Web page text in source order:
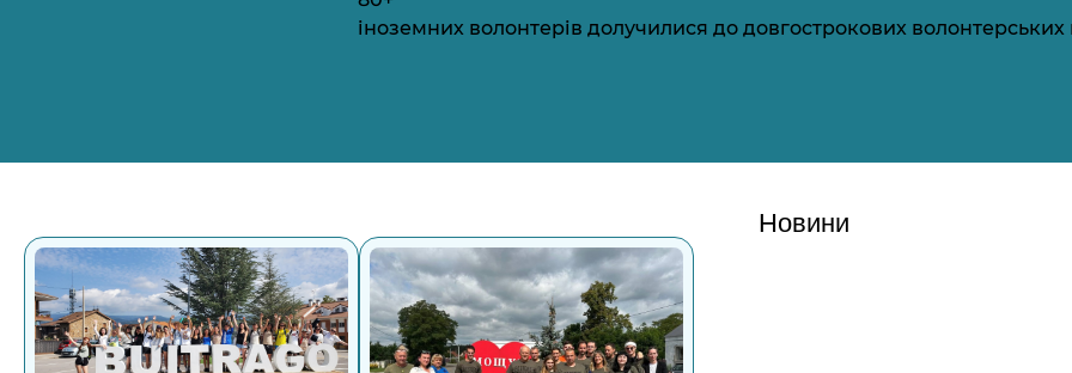
іноземних волонтерів долучилися до довгострокових волонтерських
Новини